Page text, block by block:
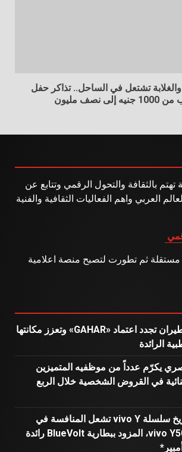
والغلابة تشتعل في الساحل.. تذاكر حفل
مليون
بالثقافة والتحول الرقمي وتتابع عن
العربي واهم الفعاليات الثقافية والفنية
كجريدة مستقلة ثم تطورت لتصبح منصة اعلامية
مستشفى مصر للطيران تجدد اعتماد «GAHAR» وتعزز مكانتها
الرائدة
يكرّم عدداً من موظفيه المتميزين
في القروض الشخصية خلال الربع
أكبر بطارية في تاريخ سلسلة vivo Y تشعل المنافسة في
مصر مع إطلاق vivo Y500، المزود ببطارية BlueVolt رائدة